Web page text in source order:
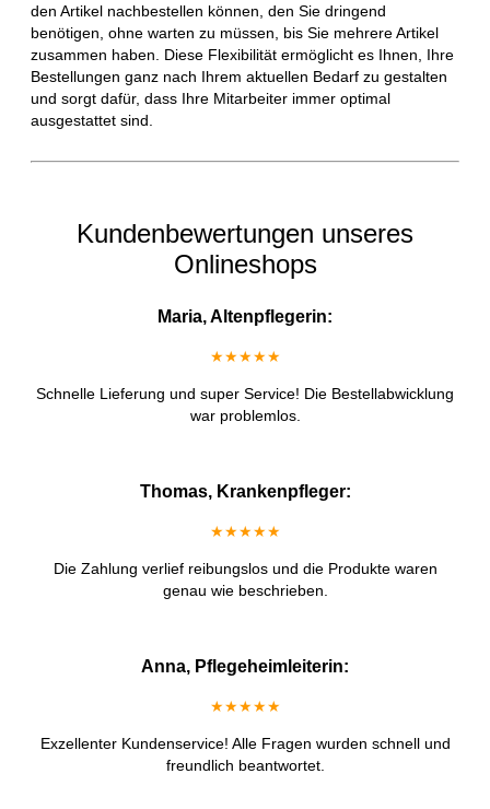
den Artikel nachbestellen können, den Sie dringend
benötigen, ohne warten zu müssen, bis Sie mehrere Artikel
zusammen haben. Diese Flexibilität ermöglicht es Ihnen, Ihre
Bestellungen ganz nach Ihrem aktuellen Bedarf zu gestalten
und sorgt dafür, dass Ihre Mitarbeiter immer optimal
ausgestattet sind.
Kundenbewertungen unseres
Onlineshops
Maria, Altenpflegerin:
★★★★★
Schnelle Lieferung und super Service! Die Bestellabwicklung
war problemlos.
Thomas, Krankenpfleger:
★★★★★
Die Zahlung verlief reibungslos und die Produkte waren
genau wie beschrieben.
Anna, Pflegeheimleiterin:
★★★★★
Exzellenter Kundenservice! Alle Fragen wurden schnell und
freundlich beantwortet.